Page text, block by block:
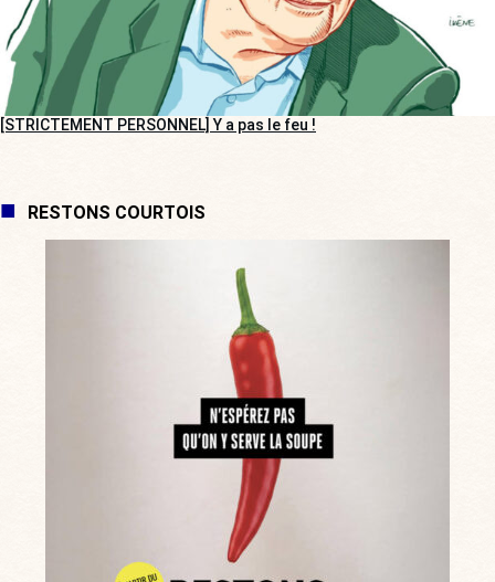
[STRICTEMENT PERSONNEL] Y a pas le feu !
RESTONS COURTOIS